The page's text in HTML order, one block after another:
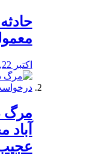
اکتبر 22, 2019
مرگ